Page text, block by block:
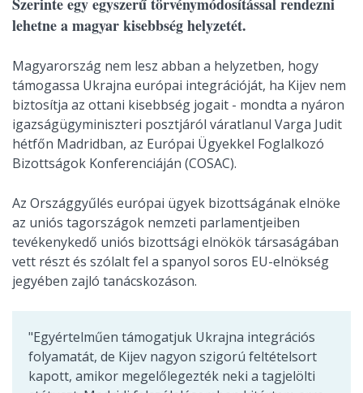
lehetne a magyar kisebbség helyzetét.
Magyarország nem lesz abban a helyzetben, hogy
támogassa Ukrajna európai integrációját, ha Kijev nem
biztosítja az ottani kisebbség jogait - mondta a nyáron
igazságügyminiszteri posztjáról váratlanul Varga Judit
hétfőn Madridban, az Európai Ügyekkel Foglalkozó
Bizottságok Konferenciáján (COSAC).
Az Országgyűlés európai ügyek bizottságának elnöke
az uniós tagországok nemzeti parlamentjeiben
tevékenykedő uniós bizottsági elnökök társaságában
vett részt és szólalt fel a spanyol soros EU-elnökség
jegyében zajló tanácskozáson.
"Egyértelműen támogatjuk Ukrajna integrációs
folyamatát, de Kijev nagyon szigorú feltételsort
kapott, amikor megelőlegezték neki a tagjelölti